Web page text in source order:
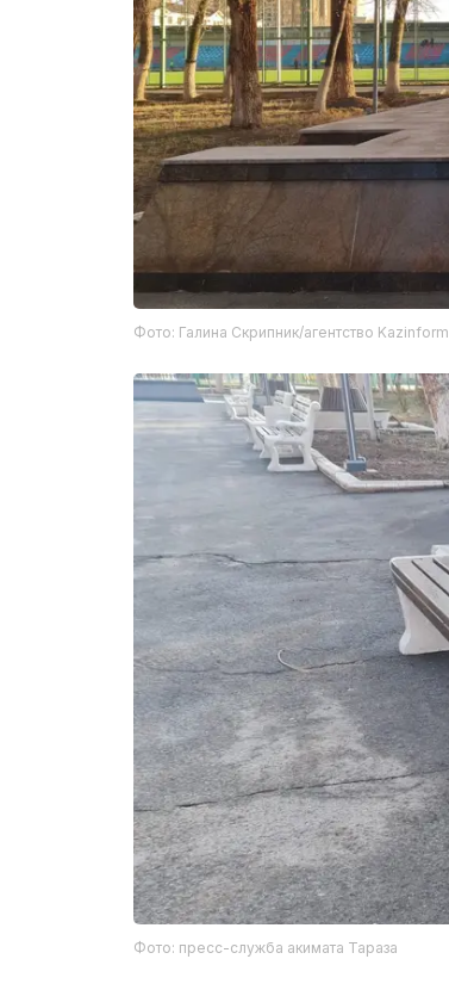
Фото: Галина Скрипник/агентство Kazinform
Фото: пресс-служба акимата Тараза